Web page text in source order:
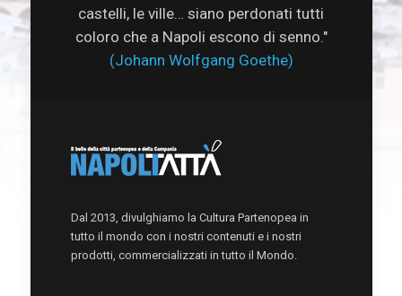
castelli, le ville… siano perdonati tutti
coloro che a Napoli escono di senno."
(Johann Wolfgang Goethe)
Dal 2013, divulghiamo la Cultura Partenopea in
tutto il mondo con i nostri contenuti e i nostri
prodotti, commercializzati in tutto il Mondo.